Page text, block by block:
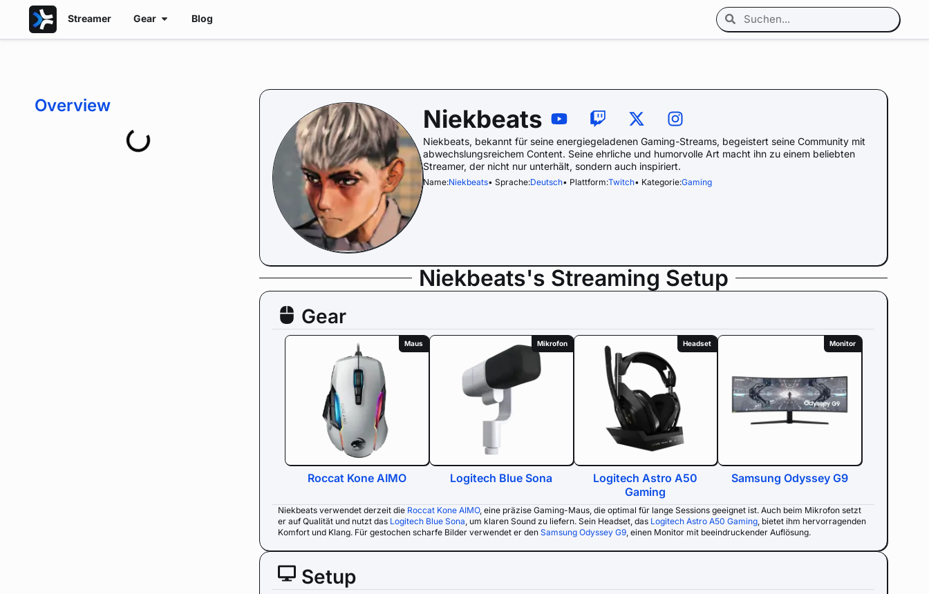
Streamer Gear Blog
Overview Niekbeats
Niekbeats, bekannt für seine energiegeladenen Gaming-Streams, begeistert seine Community mit
abwechslungsreichem Content. Seine ehrliche und humorvolle Art macht ihn zu einem beliebten
Streamer, der nicht nur unterhält, sondern auch inspiriert.
Name:Niekbeats• Sprache:Deutsch• Plattform:Twitch• Kategorie:Gaming
Niekbeats's Streaming Setup
Gear
Maus
Roccat Kone AIMO
Mikrofon
Logitech Blue Sona
Headset
Logitech Astro A50
Gaming
Monitor
Samsung Odyssey G9
Niekbeats verwendet derzeit die Roccat Kone AIMO, eine präzise Gaming-Maus, die optimal für lange Sessions geeignet ist. Auch beim Mikrofon setzt
er auf Qualität und nutzt das Logitech Blue Sona , um klaren Sound zu liefern. Sein Headset, das Logitech Astro A50 Gaming , bietet ihm hervorragenden
Komfort und Klang. Für gestochen scharfe Bilder verwendet er den Samsung Odyssey G9 , einen Monitor mit beeindruckender Auflösung.
Setup